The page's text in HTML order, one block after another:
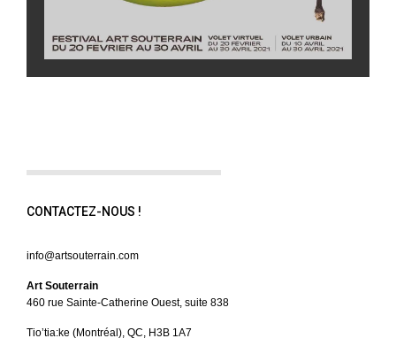
CONTACTEZ-NOUS !
info@artsouterrain.com
Art Souterrain
460 rue Sainte-Catherine Ouest, suite 838
Tio’tia:ke (Montréal), QC, H3B 1A7